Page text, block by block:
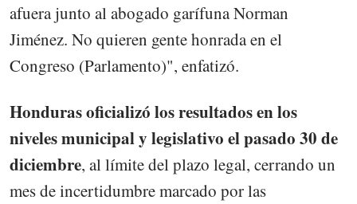
afuera junto al abogado garífuna Norman
Jiménez. No quieren gente honrada en el
Congreso (Parlamento)", enfatizó.
Honduras oficializó los resultados en los
niveles municipal y legislativo el pasado 30 de
diciembre, al límite del plazo legal, cerrando un
mes de incertidumbre marcado por las